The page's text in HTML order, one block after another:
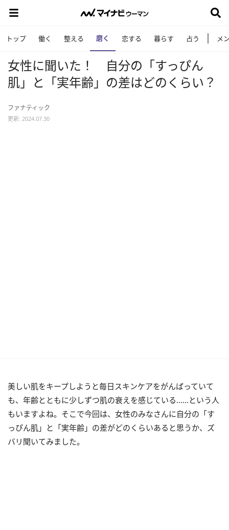
トップ 働く 整える 磨く 恋する 暮らす 占う メ
女性に聞いた！ 自分の「すっぴん
肌」と「実年齢」の差はどのくらい？
ファナティック
更新: 2024.07.30
美しい肌をキープしようと毎日スキンケアをがんばっていて
も、年齢とともに少しずつ肌の衰えを感じている……という人
もいますよね。そこで今回は、女性のみなさんに自分の「す
っぴん肌」と「実年齢」の差がどのくらいあると思うか、ズ
バリ聞いてみました。